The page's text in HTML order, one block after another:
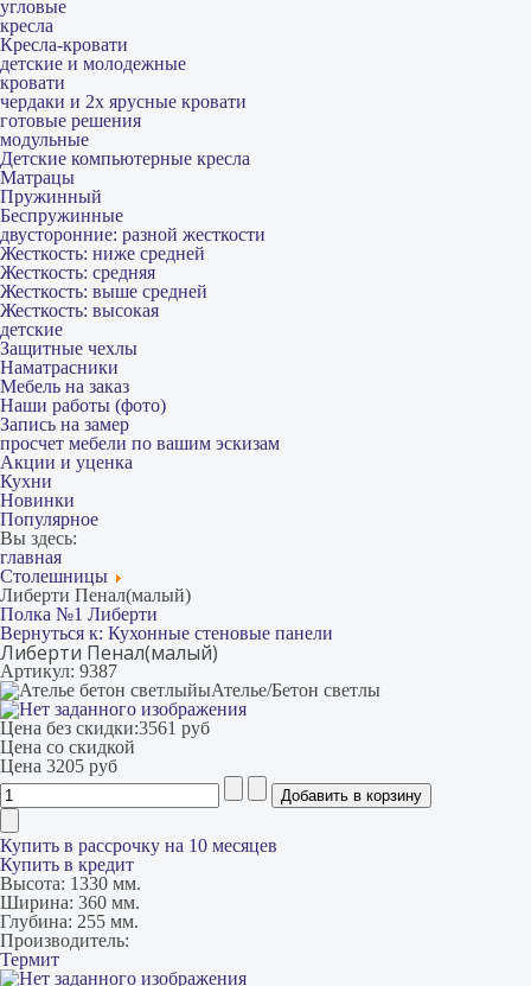
угловые
кресла
Кресла-кровати
детские и молодежные
кровати
чердаки и 2х ярусные кровати
готовые решения
модульные
Детские компьютерные кресла
Матрацы
Пружинный
Беспружинные
двусторонние: разной жесткости
Жесткость: ниже средней
Жесткость: средняя
Жесткость: выше средней
Жесткость: высокая
детские
Защитные чехлы
Наматрасники
Мебель на заказ
Наши работы (фото)
Запись на замер
просчет мебели по вашим эскизам
Акции и уценка
Кухни
Новинки
Популярное
Вы здесь:
главная
Столешницы
Либерти Пенал(малый)
Полка №1 Либерти
Вернуться к: Кухонные стеновые панели
Либерти Пенал(малый)
Артикул: 9387
Ателье/Бетон светлы
Цена без скидки:3561 руб
Цена со скидкой
Цена 3205 руб
Купить в рассрочку на 10 месяцев
Купить в кредит
Высота: 1330 мм.
Ширина: 360 мм.
Глубина: 255 мм.
Производитель:
Термит